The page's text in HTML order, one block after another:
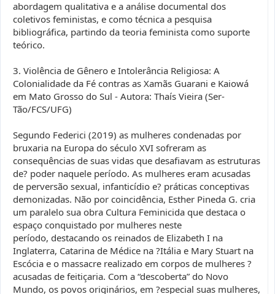
abordagem qualitativa e a análise documental dos
coletivos feministas, e como técnica a pesquisa
bibliográfica, partindo da teoria feminista como suporte
teórico.
3. Violência de Gênero e Intolerância Religiosa: A
Colonialidade da Fé contras as Xamãs Guarani e Kaiowá
em Mato Grosso do Sul - Autora: Thaís Vieira (Ser-
Tão/FCS/UFG)
Segundo Federici (2019) as mulheres condenadas por
bruxaria na Europa do século XVI sofreram as
consequências de suas vidas que desafiavam as estruturas
de? poder naquele período. As mulheres eram acusadas
de perversão sexual, infanticídio e? práticas conceptivas
demonizadas. Não por coincidência, Esther Pineda G. cria
um paralelo sua obra Cultura Feminicida que destaca o
espaço conquistado por mulheres neste
período, destacando os reinados de Elizabeth I na
Inglaterra, Catarina de Médice na ?Itália e Mary Stuart na
Escócia e o massacre realizado em corpos de mulheres ?
acusadas de feitiçaria. Com a “descoberta” do Novo
Mundo, os povos originários, em ?especial suas mulheres,